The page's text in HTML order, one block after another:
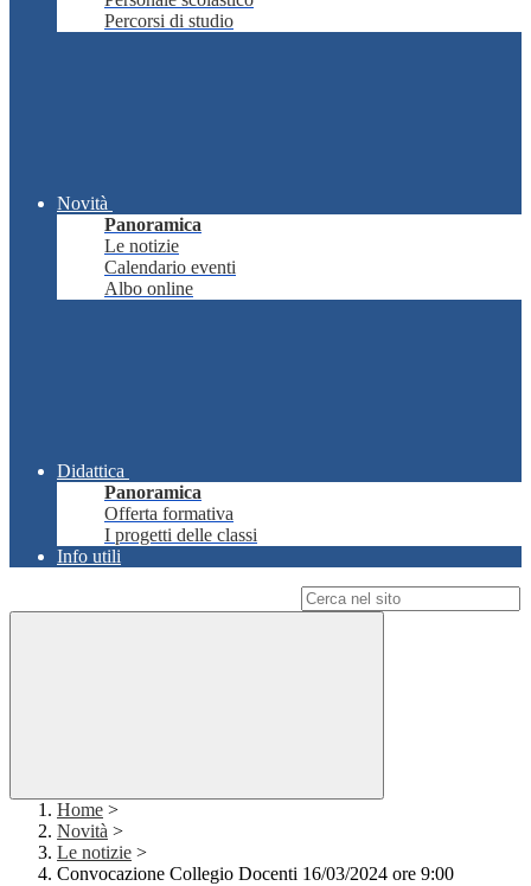
Percorsi di studio
Novità
Panoramica
Le notizie
Calendario eventi
Albo online
Didattica
Panoramica
Offerta formativa
I progetti delle classi
Info utili
Home >
Novità >
Le notizie >
Convocazione Collegio Docenti 16/03/2024 ore 9:00